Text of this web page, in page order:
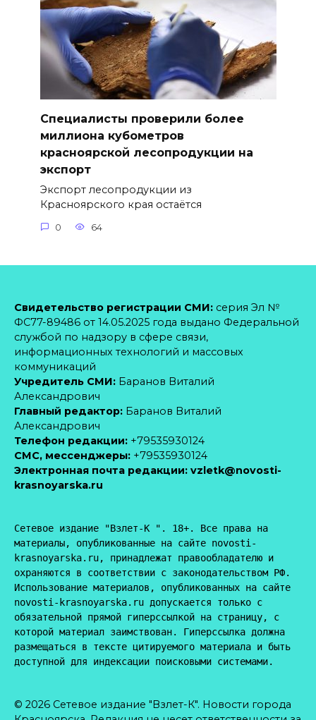
Специалисты проверили более
миллиона кубометров
красноярской лесопродукции на
экспорт
Экспорт лесопродукции из
Красноярского края остаётся
0 64
Свидетельство регистрации СМИ: серия Эл №
ФС77-89486 от 14.05.2025 года выдано Федеральной
службой по надзору в сфере связи,
информационных технологий и массовых
коммуникаций
Учредитель СМИ: Баранов Виталий
Александрович
Главный редактор: Баранов Виталий
Александрович
Телефон редакции: +79535930124
CМС, мессенджеры: +79535930124
Электронная почта редакции: vzletk@novosti-
krasnoyarska.ru
Сетевое издание "Взлет-К ". 18+. Все права на
материалы, опубликованные на сайте novosti-
krasnoyarska.ru, принадлежат правообладателю и
охраняются в соответствии с законодательством РФ.
Использование материалов, опубликованных на сайте
novosti-krasnoyarska.ru допускается только с
обязательной прямой гиперссылкой на страницу, с
которой материал заимствован. Гиперссылка должна
размещаться в тексте цитируемого материала и быть
доступной для индексации поисковыми системами.
© 2026 Сетевое издание "Взлет-К". Новости города